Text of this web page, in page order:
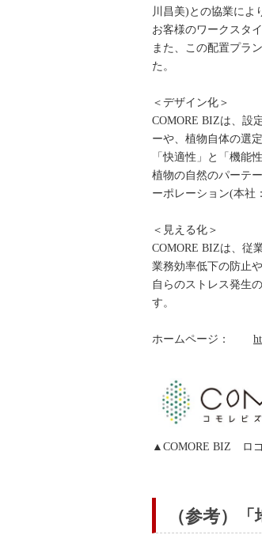
川昌美)との協業によ
お客様のワークスタ
また、この配置プラ
た。
＜デザイン化＞
COMORE BIZは、設
ーや、植物自体の選
「快適性」と「機能
植物の自然のパーテ
ーポレーション(本社
＜見える化＞
COMORE BIZは、従
業務効率低下の防止や
自らのストレス発生
す。
ホームページ：
▲COMORE BIZ ロ
（参考）